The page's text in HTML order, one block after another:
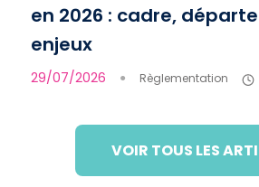
en 2026 : cadre,
enjeux
29/07/2026 ● Règlementation
VOIR TOUS LES